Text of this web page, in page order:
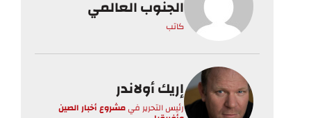
الجنوب العالمي
كاتب
إريك أولاندر
رئيس التحرير فيمشروع أخبار الصين